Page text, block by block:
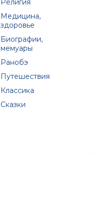
Религия
Медицина,
здоровье
Биографии,
мемуары
Ранобэ
Путешествия
Классика
Сказки